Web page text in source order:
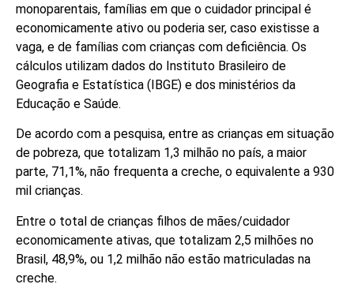
monoparentais, famílias em que o cuidador principal é
economicamente ativo ou poderia ser, caso existisse a
vaga, e de famílias com crianças com deficiência. Os
cálculos utilizam dados do Instituto Brasileiro de
Geografia e Estatística (IBGE) e dos ministérios da
Educação e Saúde.
De acordo com a pesquisa, entre as crianças em situação
de pobreza, que totalizam 1,3 milhão no país, a maior
parte, 71,1%, não frequenta a creche, o equivalente a 930
mil crianças.
Entre o total de crianças filhos de mães/cuidador
economicamente ativas, que totalizam 2,5 milhões no
Brasil, 48,9%, ou 1,2 milhão não estão matriculadas na
creche.